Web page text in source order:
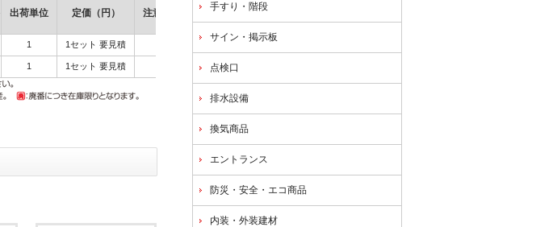
出荷単位
定価（円）
注意事項
1 1セット 要見積
1 1セット 要見積
手すり・階段
サイン・掲示板
点検口
排水設備
換気商品
エントランス
防災・安全・エコ商品
内装・外装建材